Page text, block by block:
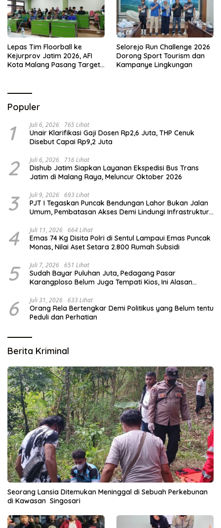
Lepas Tim Floorball ke
Kejurprov Jatim 2026, AFI
Kota Malang Pasang Target
Selorejo Run Challenge 2026
Dorong Sport Tourism dan
Kampanye Lingkungan
Populer
1 Juli 6, 2026 765 Lihat
Unair Klarifikasi Gaji Dosen Rp2,6 Juta, THP Cenuk
Disebut Capai Rp9,2 Juta
2 Juli 6, 2026 716 Lihat
Dishub Jatim Siapkan Layanan Ekspedisi Bus Trans
Jatim di Malang Raya, Meluncur Oktober 2026
3 Juli 9, 2026 693 Lihat
PJT I Tegaskan Puncak Bendungan Lahor Bukan Jalan
Umum, Pembatasan Akses Demi Lindungi Infrastruktur
4 Juli 11, 2026 664 Lihat
Emas 74 Kg Disita Polri di Sentul Lampaui Emas Puncak
Monas, Nilai Aset Setara 2.800 Rumah Subsidi
5 Juli 7, 2026 651 Lihat
Sudah Bayar Puluhan Juta, Pedagang Pasar
Karangploso Belum Juga Tempati Kios, Ini Alasan
6 Juli 31, 2026 633 Lihat
Orang Rela Bertengkar Demi Politikus yang Belum tentu
Peduli dan Perhatian
Berita Kriminal
Seorang Lansia Ditemukan Meninggal di Sebuah Perkebunan
di Kawasan Singosari